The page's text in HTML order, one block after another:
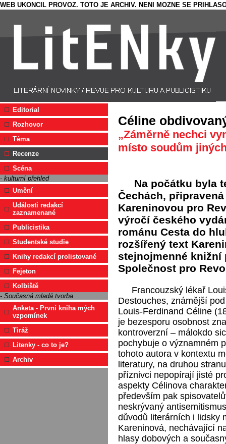
WEB UKONCIL PROVOZ. TOTO JE ARCHIV. NENI MOZNE SE
Editorial
Rozhovor
Téma
Recenze
Scéna
- kulturní přehled
Umění
Události redakcí
zaznamenané
Publicistika
Studentské studie
Knihy redakcí prolistované
Fejeton
Kolbiště
- Současná mladá tvorba
Anketa - První kniha mých
vzpomínek
Tiráž
Litenky - co to je?
Archiv
Céline
„Záměrně nechci
místo soudům
Na počátku byla
Čechách,
Kareninovou pro
výročí českého
románu Cesta do
rozšířený text
stejnojmenné knižní
Společnost pro
Francouzský lékař
Destouches, známější
Louis-Ferdinand Céline
je bezesporu osobnost
kontroverzní – málokdo
pochybuje o významném
tohoto autora v kontextu
literatury, na druhou
příznivci nepopírají jisté
aspekty Célinova
především pak
neskrývaný
důvodů literárních i lidsky
Kareninová, nechávající
hlasy dobových a